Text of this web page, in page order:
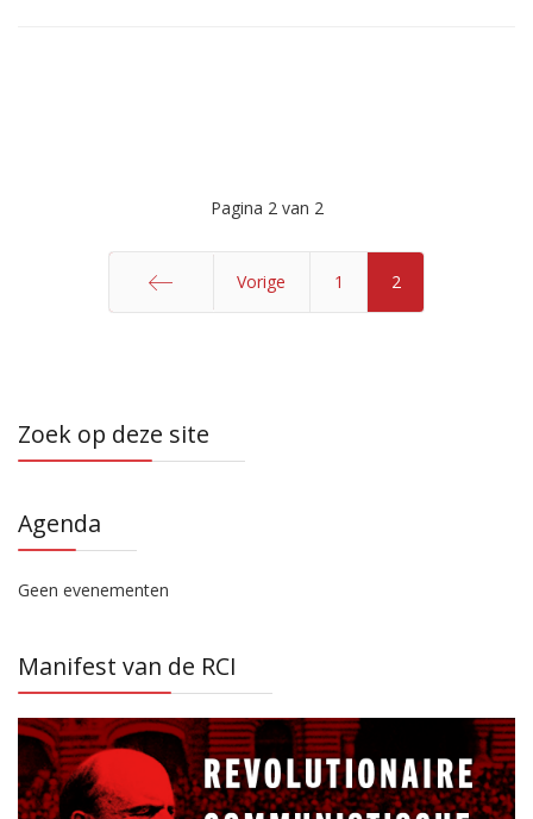
Pagina 2 van 2
Vorige 1 2
Zoek op deze site
Agenda
Geen evenementen
Manifest van de RCI